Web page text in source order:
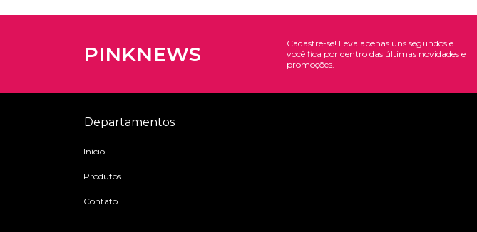
PINKNEWS
Cadastre-se! Leva apenas uns segundos e
você fica por dentro das últimas novidades e
promoções.
Departamentos
Início
Produtos
Contato